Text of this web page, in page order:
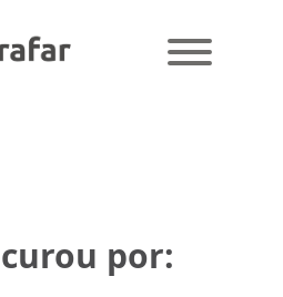
por: